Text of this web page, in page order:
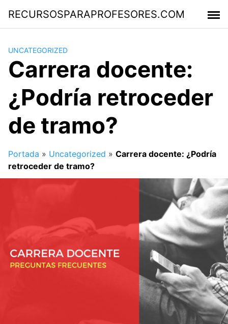
contenido
RECURSOSPARAPROFESORES.COM
UNCATEGORIZED
Carrera docente:
¿Podría retroceder
de tramo?
Portada » Uncategorized » Carrera docente: ¿Podría
retroceder de tramo?